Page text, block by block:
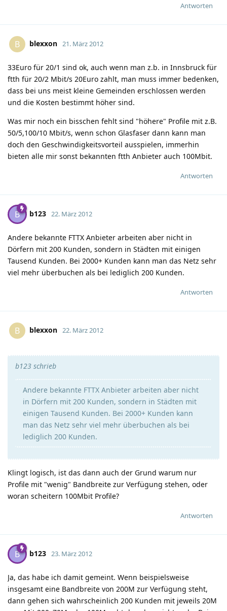
Antworten
B blexxon 21. März 2012
33Euro für 20/1 sind ok, auch wenn man z.b. in Innsbruck für
ftth für 20/2 Mbit/s 20Euro zahlt, man muss immer bedenken,
dass bei uns meist kleine Gemeinden erschlossen werden
und die Kosten bestimmt höher sind.
Was mir noch ein bisschen fehlt sind "höhere" Profile mit z.B.
50/5,100/10 Mbit/s, wenn schon Glasfaser dann kann man
doch den Geschwindigkeitsvorteil ausspielen, immerhin
bieten alle mir sonst bekannten ftth Anbieter auch 100Mbit.
Antworten
B b123 22. März 2012
Andere bekannte FTTX Anbieter arbeiten aber nicht in
Dörfern mit 200 Kunden, sondern in Städten mit einigen
Tausend Kunden. Bei 2000+ Kunden kann man das Netz sehr
viel mehr überbuchen als bei lediglich 200 Kunden.
Antworten
B blexxon 22. März 2012
b123 schrieb
Andere bekannte FTTX Anbieter arbeiten aber nicht
in Dörfern mit 200 Kunden, sondern in Städten mit
einigen Tausend Kunden. Bei 2000+ Kunden kann
man das Netz sehr viel mehr überbuchen als bei
lediglich 200 Kunden.
Klingt logisch, ist das dann auch der Grund warum nur
Profile mit "wenig" Bandbreite zur Verfügung stehen, oder
woran scheitern 100Mbit Profile?
Antworten
B b123 23. März 2012
Ja, das habe ich damit gemeint. Wenn beispielsweise
insgesamt eine Bandbreite von 200M zur Verfügung steht,
dann gehen sich wahrscheinlich 200 Kunden mit jeweils 20M